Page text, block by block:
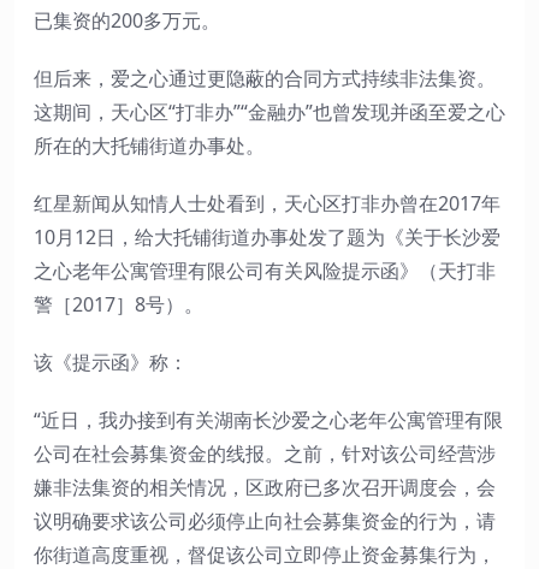
已集资的200多万元。
但后来，爱之心通过更隐蔽的合同方式持续非法集资。
这期间，天心区“打非办”“金融办”也曾发现并函至爱之心
所在的大托铺街道办事处。
红星新闻从知情人士处看到，天心区打非办曾在2017年
10月12日，给大托铺街道办事处发了题为《关于长沙爱
之心老年公寓管理有限公司有关风险提示函》（天打非
警［2017］8号）。
该《提示函》称：
“近日，我办接到有关湖南长沙爱之心老年公寓管理有限
公司在社会募集资金的线报。之前，针对该公司经营涉
嫌非法集资的相关情况，区政府已多次召开调度会，会
议明确要求该公司必须停止向社会募集资金的行为，请
你街道高度重视，督促该公司立即停止资金募集行为，